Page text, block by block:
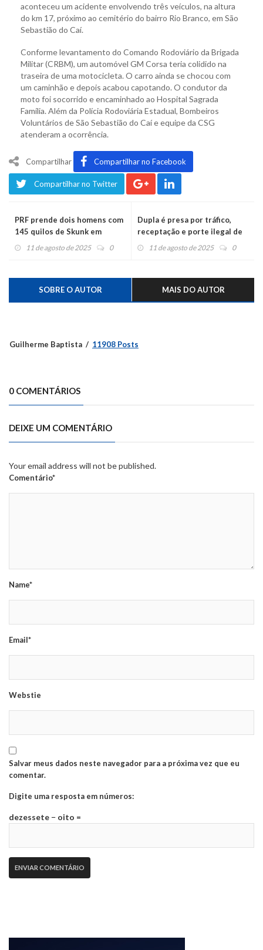
aconteceu um acidente envolvendo três veículos, na altura
do km 17, próximo ao cemitério do bairro Rio Branco, em São
Sebastião do Caí.
Conforme levantamento do Comando Rodoviário da Brigada
Militar (CRBM), um automóvel GM Corsa teria colidido na
traseira de uma motocicleta. O carro ainda se chocou com
um caminhão e depois acabou capotando. O condutor da
moto foi socorrido e encaminhado ao Hospital Sagrada
Família. Além da Polícia Rodoviária Estadual, Bombeiros
Voluntários de São Sebastião do Caí e equipe da CSG
atenderam a ocorrência.
Compartilhar Compartilhar no Facebook
Compartilhar no Twitter
PRF prende dois homens com
145 quilos de Skunk em
Capela de Santana
11 de agosto de 2025 0
Dupla é presa por tráfico,
receptação e porte ilegal de
arma em Bom Princípio
11 de agosto de 2025 0
SOBRE O AUTOR MAIS DO AUTOR
Guilherme Baptista 11908 Posts
0 COMENTÁRIOS
DEIXE UM COMENTÁRIO
Your email address will not be published.
Comentário*
Name*
Email*
Webstie
Salvar meus dados neste navegador para a próxima vez que eu
comentar.
Digite uma resposta em números:
dezessete − oito =